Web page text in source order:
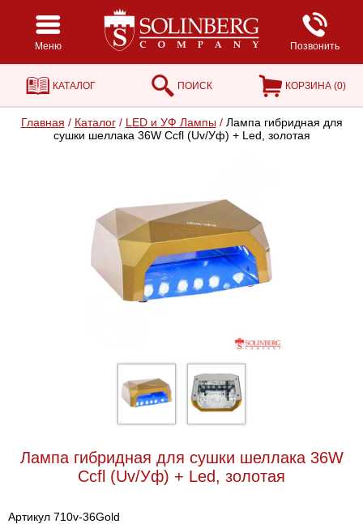
Меню Позвонить
КАТАЛОГ ПОИСК КОРЗИНА (0)
Главная / Каталог / LED и УФ Лампы /Лампа гибридная для
сушки шеллака 36W Ccfl (Uv/Уф) + Led, золотая
Лампа гибридная для сушки шеллака 36W
Ccfl (Uv/Уф) + Led, золотая
Артикул 710v-36Gold